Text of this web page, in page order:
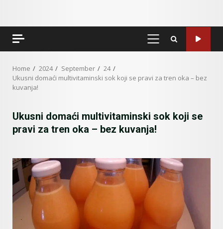
PRIMARY
Home 2024 September
24
Ukusni domaći multivitaminski sok koji se pravi za tren oka – bez
kuvanja!
Ukusni domaći multivitaminski sok koji se
pravi za tren oka – bez kuvanja!